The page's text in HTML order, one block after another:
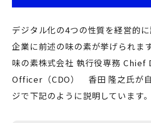
デジタル化の4つの性質を経営的
企業に前述の味の素が挙げられます
味の素株式会社 執行役専務
Officer（CDO） 香田 隆之氏が
ジで下記のように説明しています。